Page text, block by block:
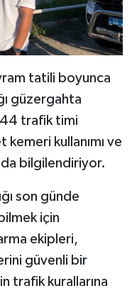
tatili boyunca
güzergahta
44 trafik timi
kemeri kullanımı ve
bilgilendiriyor.
son günde
için
ekipleri,
güvenli bir
trafik kurallarına